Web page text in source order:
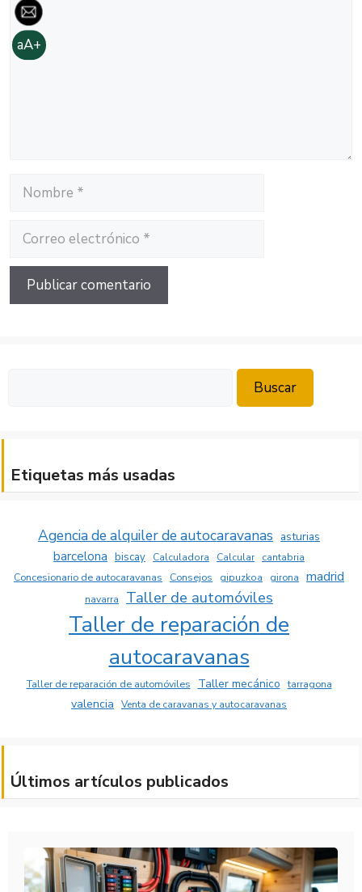
aA+
Nombre
Correo
electrónico
Buscar
Etiquetas más usadas
Agencia de alquiler de autocaravanas asturias
barcelona biscay Calculadora Calcular cantabria
Concesionario de autocaravanas Consejos gipuzkoa girona madrid
navarra Taller de automóviles
Taller de reparación de
autocaravanas
Taller de reparación de automóviles Taller mecánico tarragona
valencia Venta de caravanas y autocaravanas
Últimos artículos publicados